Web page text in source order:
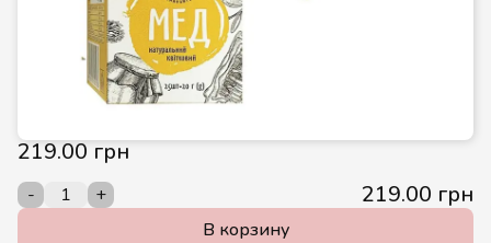
219.00 грн
- + 219.00 грн
В корзину